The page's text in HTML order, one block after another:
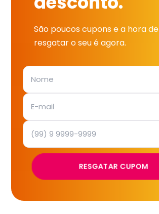
São poucos cupons e a hora de
resgatar o seu é agora.
RESGATAR CUPOM